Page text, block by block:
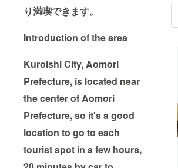
り満喫できます。
Introduction of the area
Kuroishi City, Aomori
Prefecture, is located near
the center of Aomori
Prefecture, so it's a good
location to go to each
tourist spot in a few hours,